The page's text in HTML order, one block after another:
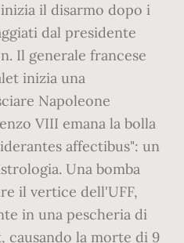
il disarmo dopo i
dal presidente
Il generale francese
inizia una
Napoleone
VIII emana la bolla
affectibus": un
Una bomba
il vertice dell'UFF,
in una pescheria di
causando la morte di 9